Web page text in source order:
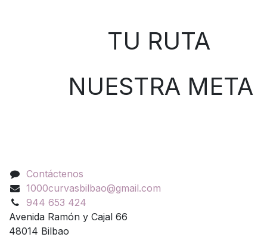
TU RUTA
NUESTRA META
Contáctenos
1000curvasbilbao@gmail.com
944 653 424
Avenida Ramón y Cajal 66
48014 Bilbao